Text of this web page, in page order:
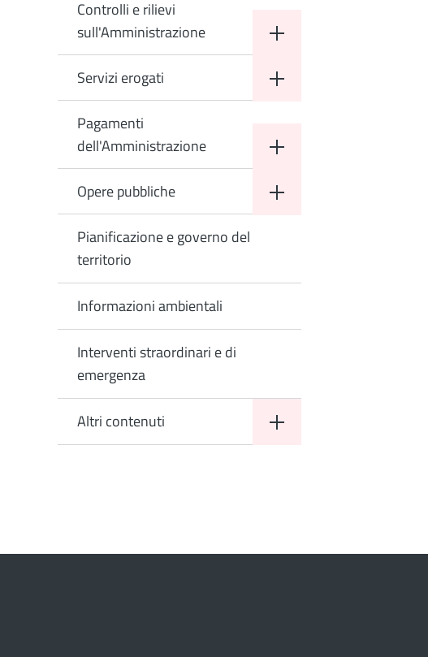
Controlli e rilievi
sull'Amministrazione
Servizi erogati
Pagamenti
dell'Amministrazione
Opere pubbliche
Pianificazione e governo del
territorio
Informazioni ambientali
Interventi straordinari e di
emergenza
Altri contenuti